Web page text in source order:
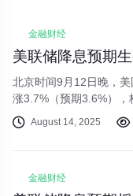
金融财经
北京时间9月12日晚，
涨3.7%（预期3.6%），
幅。数据公布后，美联
以下，美元指数跳涨
August 14, 2025
金融财经